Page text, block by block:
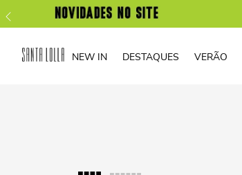
NEW IN DESTAQUES VERÃO